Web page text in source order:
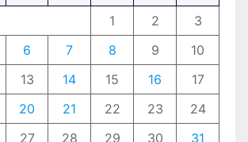
1
2
3
6 7 8 9
10
13 14 15 16
17
20 21 22 23
24
27 28 29 30 31